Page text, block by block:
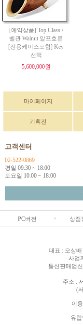
[예약상품] Top Class /
벨관 Walnut 알프호른
[전용케이스포함] Key
선택
5,600,000원
마이페이지
기획전
고객센터
02-522-0869
평일 09:30 ~ 18:00
토요일 10:00 ~ 18:00
PC버전 상점
대표 : 오상
사업
통신판매업
주소 :
(
이
유